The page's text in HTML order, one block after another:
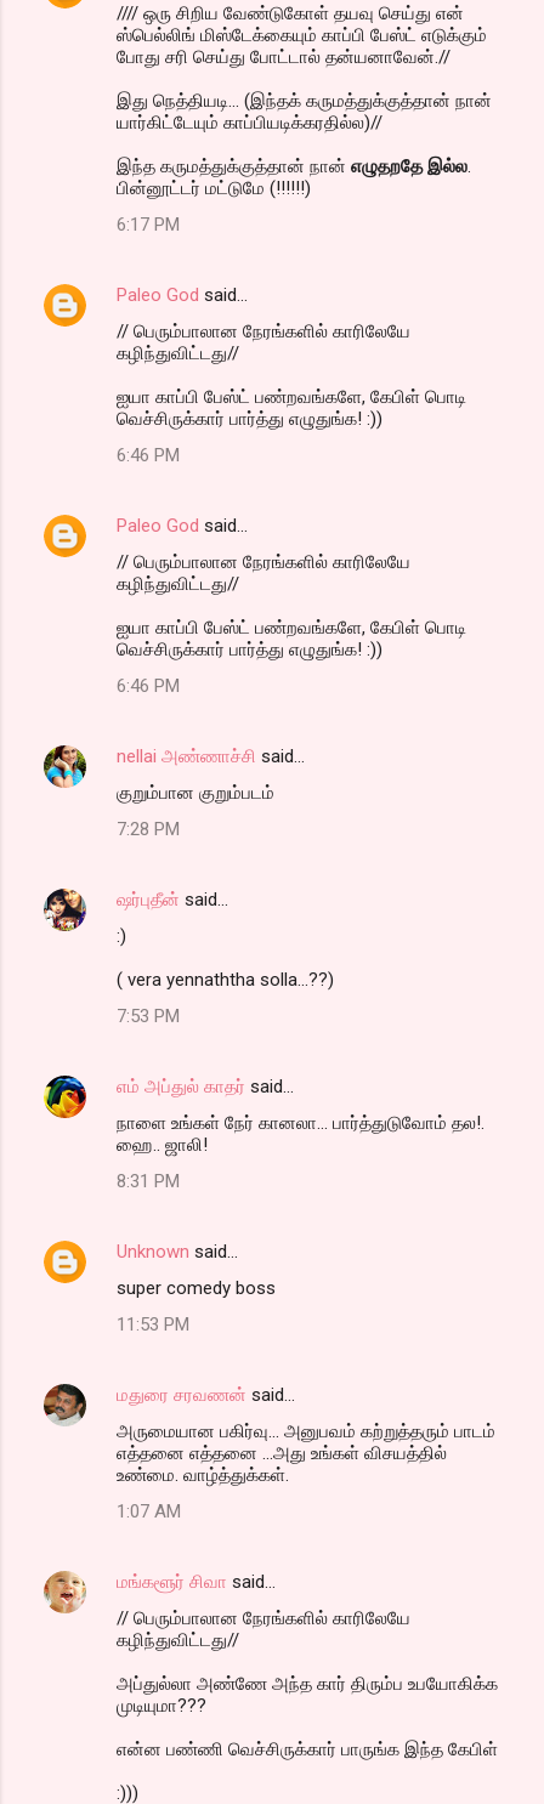
//// ஒரு சிறிய வேண்டுகோள் தயவு செய்து என்
ஸ்பெல்லிங் மிஸ்டேக்கையும் காப்பி பேஸ்ட் எடுக்கும்
போது சரி செய்து போட்டால் தன்யனாவேன்.//
இது நெத்தியடி... (இந்தக் கருமத்துக்குத்தான் நான்
யார்கிட்டேயும் காப்பியடிக்கரதில்ல)//
இந்த கருமத்துக்குத்தான் நான் எழுதறதே இல்ல.
பின்னூட்டர் மட்டுமே (!!!!!!)
6:17 PM
Paleo God said…
// பெரும்பாலான நேரங்களில் காரிலேயே
கழிந்துவிட்டது//
ஐயா காப்பி பேஸ்ட் பண்றவங்களே, கேபிள் பொடி
வெச்சிருக்கார் பார்த்து எழுதுங்க! :))
6:46 PM
Paleo God said…
// பெரும்பாலான நேரங்களில் காரிலேயே
கழிந்துவிட்டது//
ஐயா காப்பி பேஸ்ட் பண்றவங்களே, கேபிள் பொடி
வெச்சிருக்கார் பார்த்து எழுதுங்க! :))
6:46 PM
nellai அண்ணாச்சி said…
குறும்பான குறும்படம்
7:28 PM
ஷர்புதீன் said…
:)
( vera yennaththa solla...??)
7:53 PM
எம் அப்துல் காதர் said…
நாளை உங்கள் நேர் கானலா... பார்த்துடுவோம் தல!.
ஹை.. ஜாலி!
8:31 PM
Unknown said…
super comedy boss
11:53 PM
மதுரை சரவணன் said…
அருமையான பகிர்வு... அனுபவம் கற்றுத்தரும் பாடம்
எத்தனை எத்தனை ...அது உங்கள் விசயத்தில்
உண்மை. வாழ்த்துக்கள்.
1:07 AM
மங்களூர் சிவா said…
// பெரும்பாலான நேரங்களில் காரிலேயே
கழிந்துவிட்டது//
அப்துல்லா அண்ணே அந்த கார் திரும்ப உபயோகிக்க
முடியுமா???
என்ன பண்ணி வெச்சிருக்கார் பாருங்க இந்த கேபிள்
:)))